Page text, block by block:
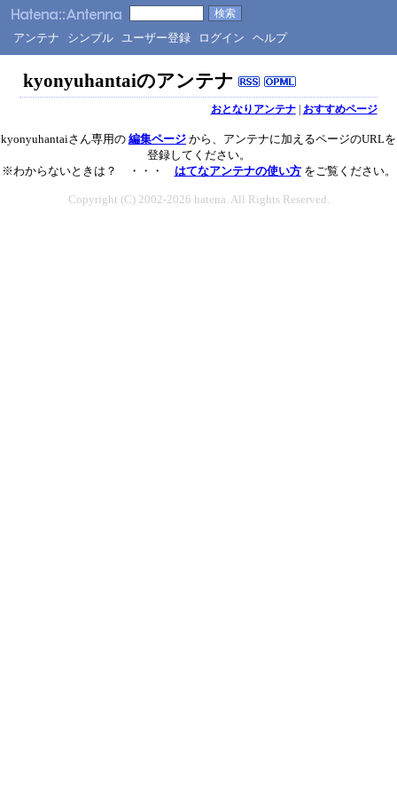
アンテナ シンプル ユーザー登録 ログイン ヘルプ
kyonyuhantaiのアンテナ
おとなりアンテナ| おすすめページ
kyonyuhantaiさん専用の 編集ページ から、アンテナに加えるページのURLを
登録してください。
※わからないときは？ ・・・ はてなアンテナの使い方をご覧ください。
Copyright (C) 2002-2026 hatena. All Rights Reserved.